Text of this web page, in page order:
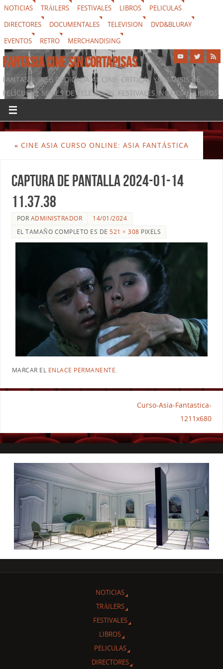
NOTICIAS TRÁILERS FESTIVALES LIBROS
PELICULAS
DIRECTORES
DOCUMENTALES TELEVISION
DVD&BLURAY
EVENTOS
RETRO MERCHANDISING
FANTASIA CINE SIN CORTAPISAS
FANTASIA, WEB DEDICADA AL CINE, CRÍTICAS Y ANÁLISIS DE
PELÍCULAS, SERIES DE TELEVISIÓN, FESTIVALES, NOTICIAS, LIBROS,
DVD & BLURAY, MERCHANDISING Y TODO LO QUE RODEA AL
SÉPTIMO ARTE
« CINE ASIA CURSO ONLINE: ASIA FANTÁSTICA
Captura de pantalla 2024-01-14
11.37.38
POR ADMINISTRADOR
14/01/2024
EL TAMAÑO COMPLETO ES DE521 × 308 PIXELS
MARCAR EL ENLACE PERMANENTE.
Curso-Asia-Fantastica-
1211x680
NOTICIAS
TRÁILERS
FESTIVALES
LIBROS
PELICULAS
DIRECTORES